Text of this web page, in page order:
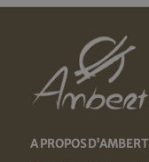
A PROPOS D'AMBERT